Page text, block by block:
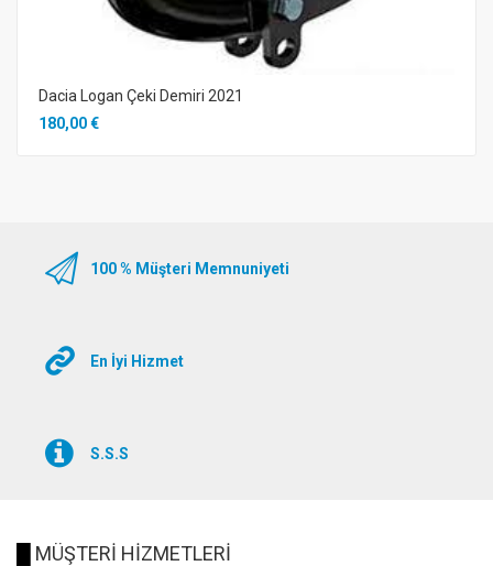
Dacia Logan Çeki Demiri 2021
180,00 €
100 % Müşteri Memnuniyeti
En İyi Hizmet
S.S.S
MÜŞTERİ HİZMETLERİ